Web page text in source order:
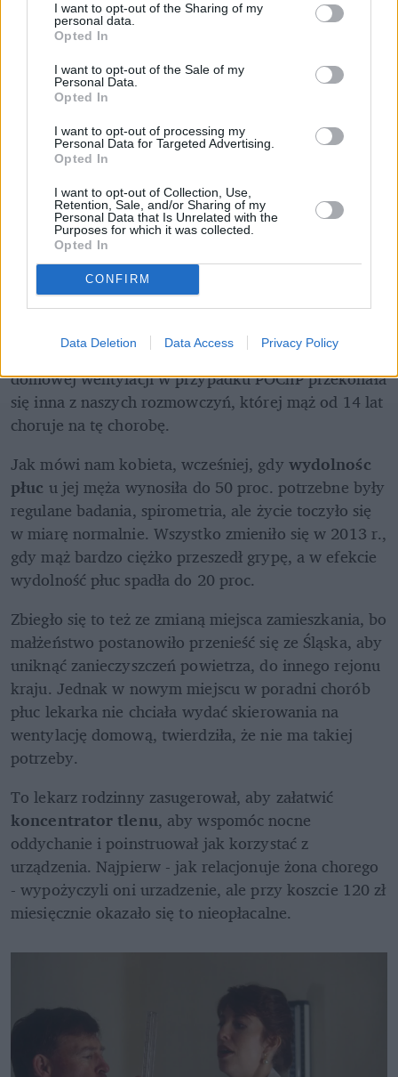
I want to opt-out of the Sharing of my
personal data.
Opted In
I want to opt-out of the Sale of my
Personal Data.
Opted In
I want to opt-out of processing my
Personal Data for Targeted Advertising.
Opted In
I want to opt-out of Collection, Use,
Retention, Sale, and/or Sharing of my
Personal Data that Is Unrelated with the
Purposes for which it was collected.
Opted In
CONFIRM
Data Deletion Data Access Privacy Policy
pacjentka.
Złość i bezsilność
Ewa Ciechomska czuje - jak mówi - złość i
bezsilność.
- Przyjdzie nam umierać i to w paskudny sposób, bo
przez uduszenie - kwituje i liczy na to, że decyzja o
wysokości stawek zostanie zmieniona tak, aby firmy
nie zrezygnowały z realizacji świadczeń w domach
pacjentów.
Domowa wentylacja bez refundacji
O tym, jak wygląda samodzielne finansowanie
domowej wentylacji w przypadku POChP przekonała
się inna z naszych rozmowczyń, której mąż od 14 lat
choruje na tę chorobę.
Jak mówi nam kobieta, wcześniej, gdy wydolnośc
płuc u jej męża wynosiła do 50 proc. potrzebne były
regulane badania, spirometria, ale życie toczyło się
w miarę normalnie. Wszystko zmieniło się w 2013 r.,
gdy mąż bardzo ciężko przeszedł grypę, a w efekcie
wydolność płuc spadła do 20 proc.
Zbiegło się to też ze zmianą miejsca zamieszkania, bo
małżeństwo postanowiło przenieść się ze Śląska, aby
uniknąć zanieczyszczeń powietrza, do innego rejonu
kraju. Jednak w nowym miejscu w poradni chorób
płuc lekarka nie chciała wydać skierowania na
wentylację domową, twierdziła, że nie ma takiej
potrzeby.
koncentrator tlenu, aby wspomóc nocne
oddychanie i poinstruował jak korzystać z
urządzenia. Najpierw - jak relacjonuje żona chorego
- wypożyczyli oni urzadzenie, ale przy koszcie 120 zł
miesięcznie okazało się to nieopłacalne.